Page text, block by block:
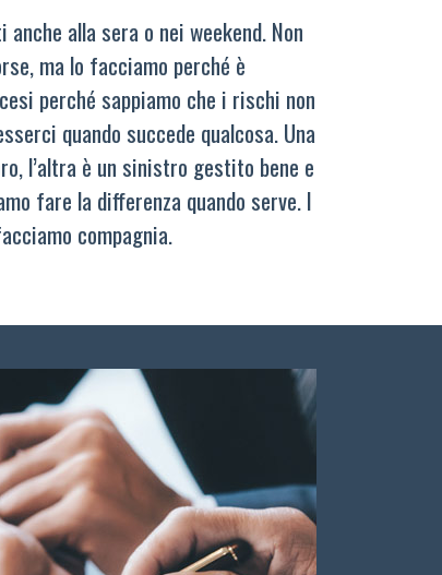
alla sera o nei weekend. Non
ma lo facciamo perché è
perché sappiamo che i rischi non
quando succede qualcosa. Una
l’altra è un sinistro gestito bene e
fare la differenza quando serve. I
compagnia.